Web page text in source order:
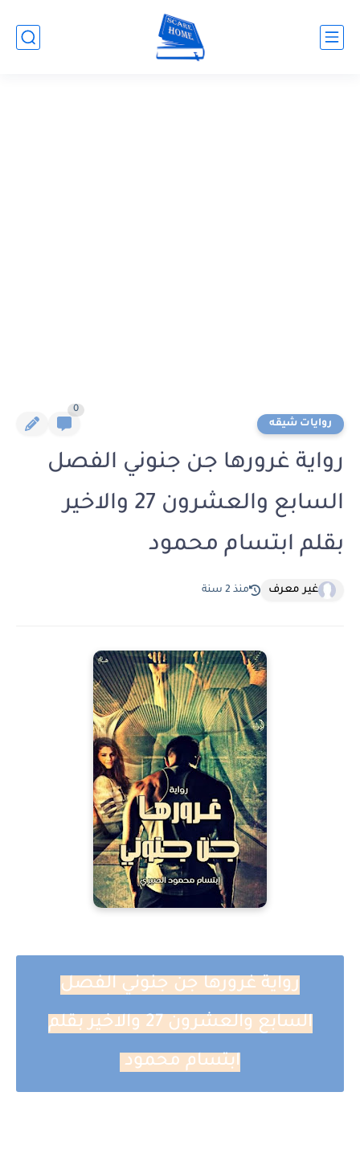
روايات شيقه
0
رواية غرورها جن جنوني الفصل
السابع والعشرون 27 والاخير
بقلم ابتسام محمود
غير معرف منذ 2 سنة
رواية غرورها جن جنوني الفصل
السابع والعشرون 27 والاخير بقلم
ابتسام محمود